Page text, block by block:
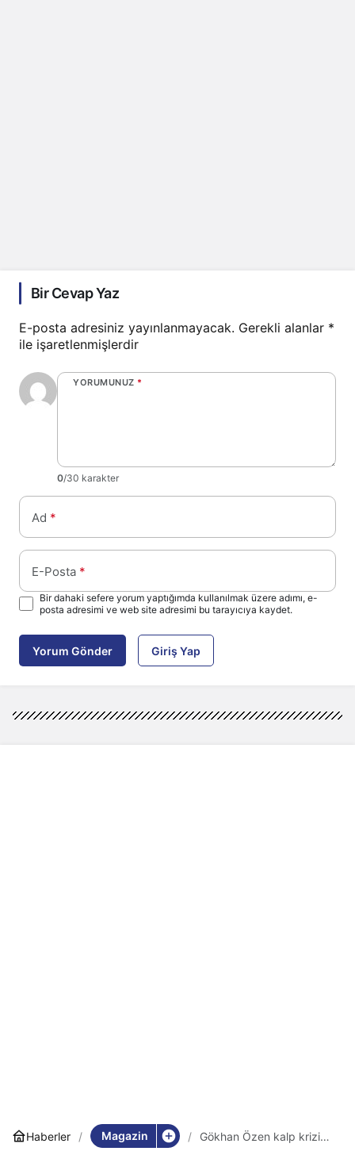
Bir Cevap Yaz
E-posta adresiniz yayınlanmayacak. Gerekli alanlar *
ile işaretlenmişlerdir
YORUMUNUZ *
0/30 karakter
Ad *
E-Posta *
Bir dahaki sefere yorum yaptığımda kullanılmak üzere adımı, e-
posta adresimi ve web site adresimi bu tarayıcıya kaydet.
Yorum Gönder Giriş Yap
Haberler Magazin
Gökhan Özen kalp krizi